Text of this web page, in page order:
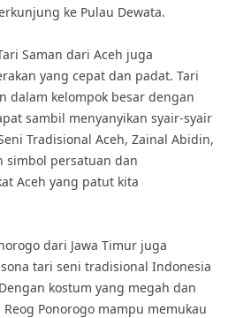
ke Pulau Dewata.
Saman dari Aceh juga
yang cepat dan padat. Tari
dalam kelompok besar dengan
sambil menyanyikan syair-syair
Tradisional Aceh, Zainal Abidin,
simbol persatuan dan
Aceh yang patut kita
dari Jawa Timur juga
tari seni tradisional Indonesia
kostum yang megah dan
Ponorogo mampu memukau